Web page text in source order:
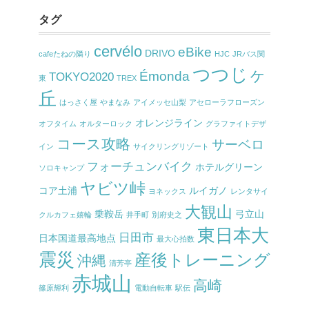
タグ
cafeたねの隣り cervélo DRIVO eBike HJC JRバス関
東 TOKYO2020 TREX Émonda つつじヶ
丘 はっさく屋 やまなみ アイメッセ山梨 アセローラフローズン
オフタイム オルターロック オレンジライン グラファイトデザ
イン コース攻略 サイクリングリゾート サーベロ
ソロキャンプ フォーチュンバイク ホテルグリーン
コア土浦 ヤビツ峠 ヨネックス ルイガノ レンタサイ
クルカフェ嬉輪 乗鞍岳 井手町 別府史之 大観山 弓立山
日本国道最高地点 日田市 最大心拍数 東日本大
震災 沖縄 清芳亭 産後トレーニング
篠原輝利 赤城山 電動自転車 駅伝 高崎